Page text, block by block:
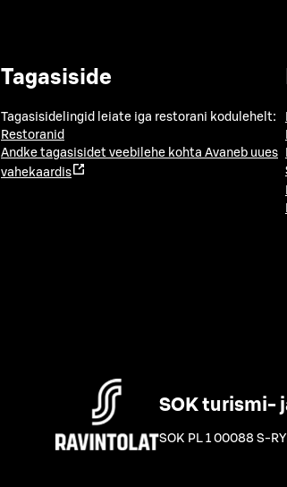
Tagasiside
Tagasisidelingid leiate iga restorani kodulehelt:
Restoranid
Andke tagasisidet veebilehe kohta Avaneb uues
vahekaardis
SOK turismi-
SOK PL 1 00088 S-